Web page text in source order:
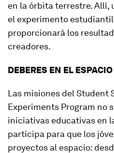
en la órbita terrestre. Allí,
el experimento
proporcionará los
creadores.
DEBERES EN EL ESPACIO
Las misiones del Student
Experiments Program no
iniciativas educativas en
participa para que los
proyectos al espacio: